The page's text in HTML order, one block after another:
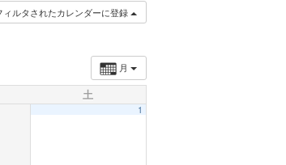
ィルタされたカレンダーに登録
月
土
1